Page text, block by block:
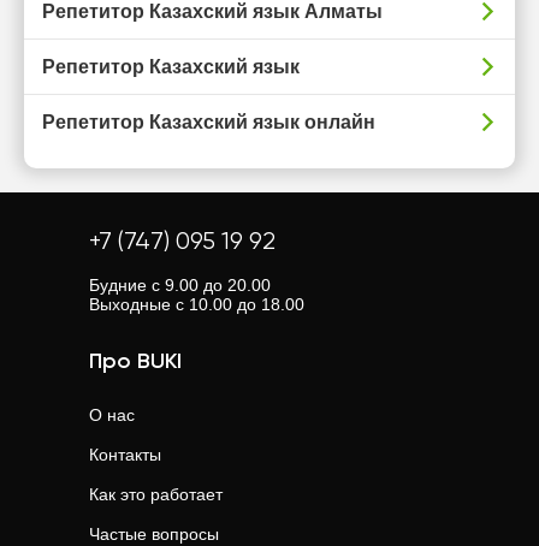
Репетитор Казахский язык Алматы
Репетитор Казахский язык
Репетитор Казахский язык онлайн
+7 (747) 095 19 92
Будние с 9.00 до 20.00
Выходные с 10.00 до 18.00
Про BUKI
О нас
Контакты
Как это работает
Частые вопросы